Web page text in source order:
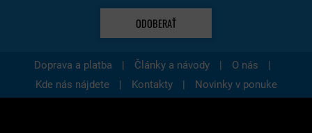
ODOBERAŤ
Doprava a platba | Články a návody | O nás
|
Kde nás nájdete
| Kontakty | Novinky v ponuke